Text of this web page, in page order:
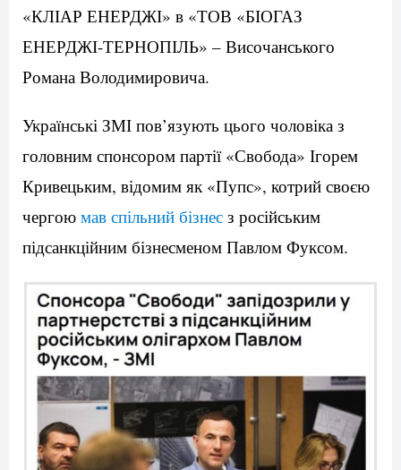
«КЛІАР ЕНЕРДЖІ» в «ТОВ «БІОГАЗ
ЕНЕРДЖІ-ТЕРНОПІЛЬ» – Височанського
Романа Володимировича.
Українські ЗМІ пов’язують цього чоловіка з
головним спонсором партії «Свобода» Ігорем
Кривецьким, відомим як «Пупс», котрий своєю
чергою мав спільний бізнес з російським
підсанкційним бізнесменом Павлом Фуксом.